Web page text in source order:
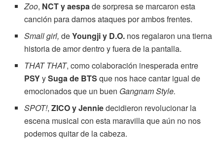
Zoo, NCT y aespade sorpresa se marcaron esta
canción para darnos ataques por ambos frentes.
Small girl, deYoungji y D.O. nos regalaron una tierna
historia de amor dentro y fuera de la pantalla.
THAT THAT, como colaboración inesperada entre
PSYySuga de BTS que nos hace cantar igual de
emocionados que un buen Gangnam Style.
SPOT!,ZICO y Jenniedecidieron revolucionar la
escena musical con esta maravilla que aún no nos
podemos quitar de la cabeza.